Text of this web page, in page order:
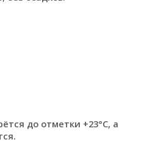
до отметки +23°С, а